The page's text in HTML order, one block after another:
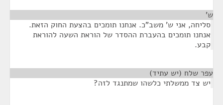
ש'
סליחה, אני ש' משב"כ. אנחנו תומכים בהצעת החוק הזאת.
אנחנו תומכים בהעברת ההסדר של הוראת השעה להוראת
קבע.
עפר שלח (יש עתיד)
יש צד ממשלתי כלשהו שמתנגד לזה?